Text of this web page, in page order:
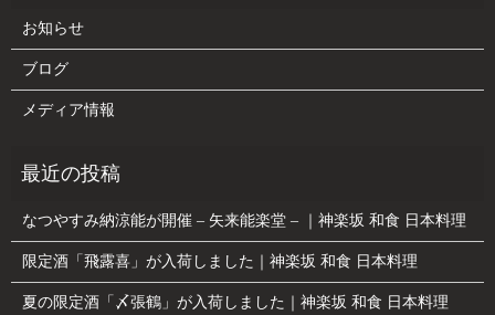
お知らせ
ブログ
メディア情報
なつやすみ納涼能が開催 – 矢来能楽堂 – ｜神楽坂 和食 日本料理
限定酒「飛露喜」が入荷しました｜神楽坂 和食 日本料理
夏の限定酒「〆張鶴」が入荷しました｜神楽坂 和食 日本料理